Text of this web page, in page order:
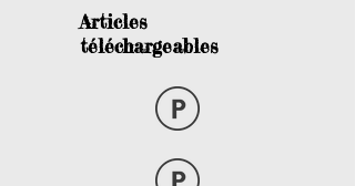
Articles
téléchargeables